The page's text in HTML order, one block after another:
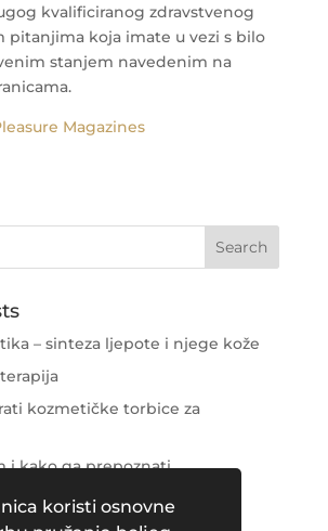
koristi osnovne
kvalificiranog zdravstvenog
pitanjima koja imate u vezi s bilo
stanjem navedenim na
Magazines
– sinteza ljepote i njege kože
kozmetičke torbice za
i kako ga prepoznati
oko očiju